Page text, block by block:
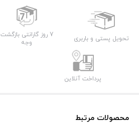
تحویل پستی و باربری
7 روز گارانتی بازگشت
وجه
پرداخت آنلاین
محصولات مرتبط